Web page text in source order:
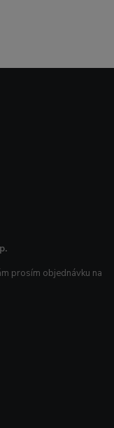
prosím objednávku na